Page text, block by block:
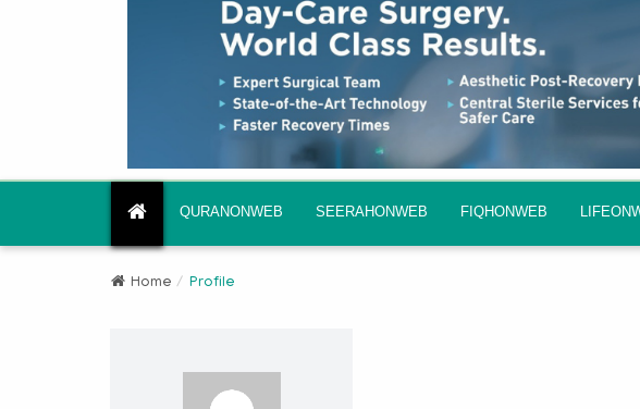
QURANONWEB SEERAHONWEB FIQHONWEB
Home Profile